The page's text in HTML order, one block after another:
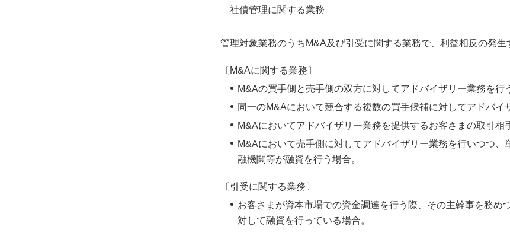
社債管理に関する業務
管理対象業務のうちM&A及び引受に関する業務で、利益相反の発生
〔M&Aに関する業務〕
M&Aの買手側と売手側の双方に対してアドバイザリー業務を行
同一のM&Aにおいて競合する複数の買手候補に対してアドバイ
M&Aにおいてアドバイザリー業務を提供するお客さまの取引相
M&Aにおいて売手側に対してアドバイザリー業務を行いつつ
融機関等が融資を行う場合。
〔引受に関する業務〕
お客さまが資本市場での資金調達を行う際、その主幹事を務
対して融資を行っている場合。